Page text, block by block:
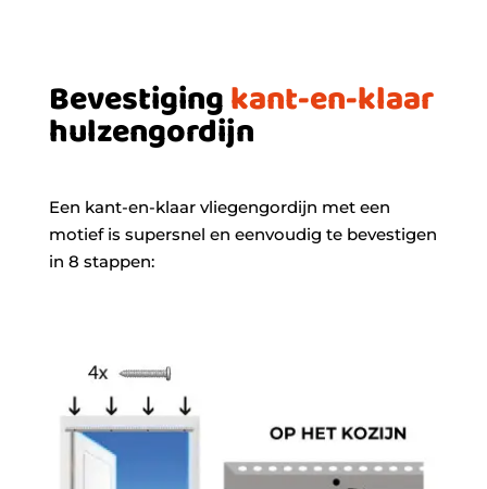
Bevestigingkant-en-klaar
hulzengordijn
Een kant-en-klaar vliegengordijn met een
motief is supersnel en eenvoudig te bevestigen
in 8 stappen: